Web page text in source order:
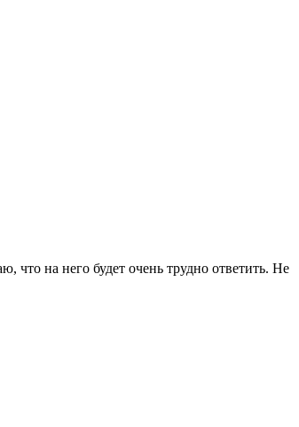
что на него будет очень трудно ответить. Не